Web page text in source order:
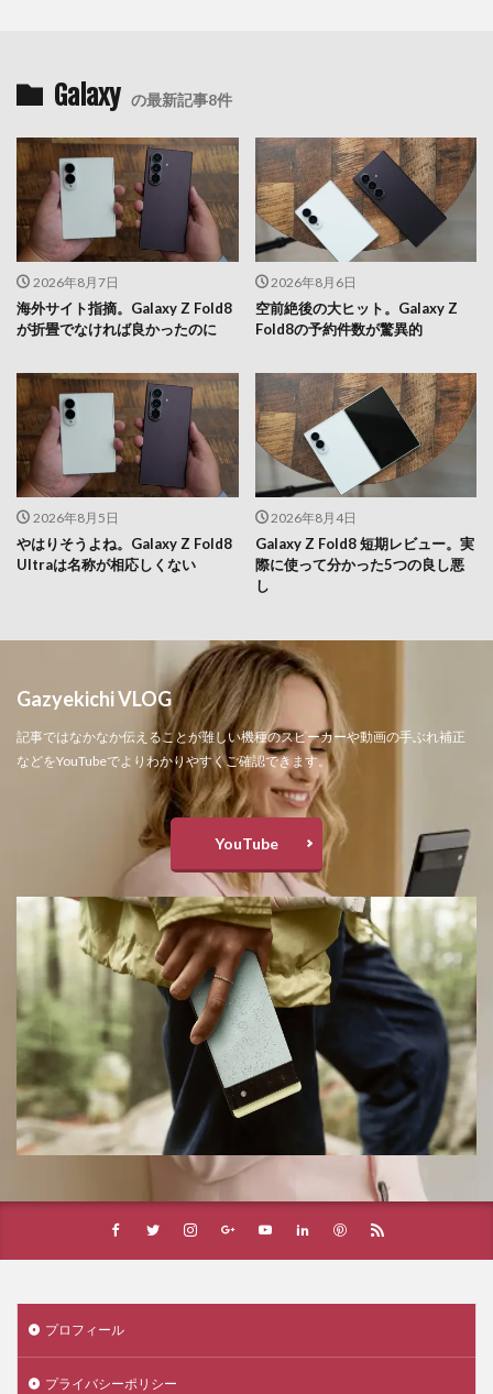
Galaxy の最新記事8件
2026年8月7日
海外サイト指摘。Galaxy Z Fold8
が折畳でなければ良かったのに
2026年8月6日
空前絶後の大ヒット。Galaxy Z
Fold8の予約件数が驚異的
2026年8月5日
やはりそうよね。Galaxy Z Fold8
Ultraは名称が相応しくない
2026年8月4日
Galaxy Z Fold8 短期レビュー。実
際に使って分かった5つの良し悪
し
Gazyekichi VLOG
記事ではなかなか伝えることが難しい機種のスピーカーや動画の手ぶれ補正
などをYouTubeでよりわかりやすくご確認できます。
YouTube
プロフィール
プライバシーポリシー